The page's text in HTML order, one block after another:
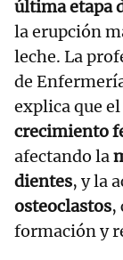
última etapa
la erupción
leche. La
de
explica que
crecimiento
afectando la
dientes, y la
osteoclastos,
formación y